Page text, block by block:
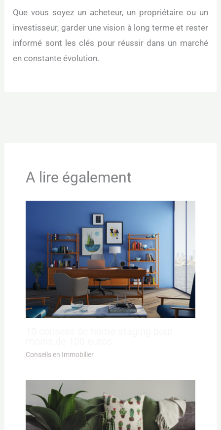
Que vous soyez un acheteur, un propriétaire ou un
investisseur, garder une vision à long terme et rester
informé sont les clés pour réussir dans un marché
en constante évolution.
A lire également
Conseils en Immobilier